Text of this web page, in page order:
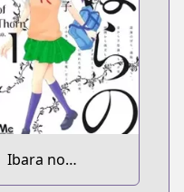
Ibara no
Kanmuri